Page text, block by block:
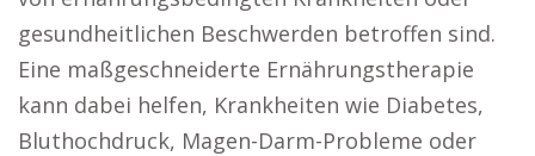
gesundheitlichen Beschwerden betroffen sind.
Eine maßgeschneiderte Ernährungstherapie
kann dabei helfen, Krankheiten wie Diabetes,
Bluthochdruck, Magen-Darm-Probleme oder